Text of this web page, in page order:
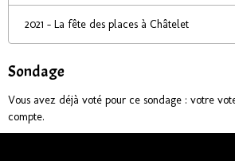
2021 - La fête des places à Châtelet
Sondage
Vous avez déjà voté pour ce sondage : votre
compte.